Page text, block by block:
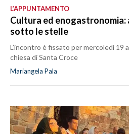
L’APPUNTAMENTO
Cultura ed enogastronomia:
sotto le stelle
L’incontro è fissato per mercoledì 19
chiesa di Santa Croce
Mariangela Pala